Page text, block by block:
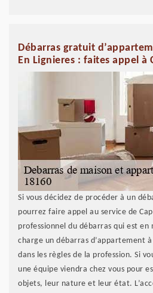
Débarras gratuit
En Lignieres : faites appel à
Si vous décidez de procéder à un
pourrez faire appel au service de
professionnel du débarras qui est en
charge un débarras d’appartement
dans les règles de la profession. Si
une équipe viendra chez vous pour
objets, leur nature et leur état.